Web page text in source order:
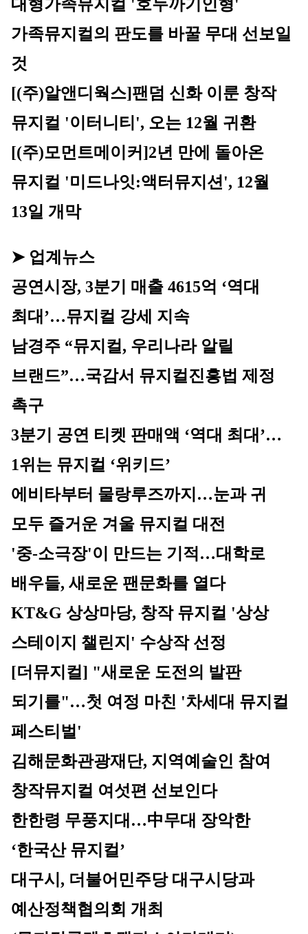
대형가족뮤지컬 '호두까기인형'
가족뮤지컬의 판도를 바꿀 무대 선보일
것
[(주)알앤디웍스]팬덤 신화 이룬 창작
뮤지컬 '이터니티', 오는 12월 귀환
[(주)모먼트메이커]2년 만에 돌아온
뮤지컬 '미드나잇:액터뮤지션', 12월
13일 개막
➤ 업계뉴스
공연시장, 3분기 매출 4615억 ‘역대
최대’…뮤지컬 강세 지속
남경주 “뮤지컬, 우리나라 알릴
브랜드”…국감서 뮤지컬진흥법 제정
촉구
3분기 공연 티켓 판매액 ‘역대 최대’…
1위는 뮤지컬 ‘위키드’
에비타부터 물랑루즈까지…눈과 귀
모두 즐거운 겨울 뮤지컬 대전
'중-소극장'이 만드는 기적…대학로
배우들, 새로운 팬문화를 열다
KT&G 상상마당, 창작 뮤지컬 '상상
스테이지 챌린지' 수상작 선정
[더뮤지컬] "새로운 도전의 발판
되기를"…첫 여정 마친 '차세대 뮤지컬
페스티벌'
김해문화관광재단, 지역예술인 참여
창작뮤지컬 여섯편 선보인다
한한령 무풍지대…中무대 장악한
‘한국산 뮤지컬’
대구시, 더불어민주당 대구시당과
예산정책협의회 개최